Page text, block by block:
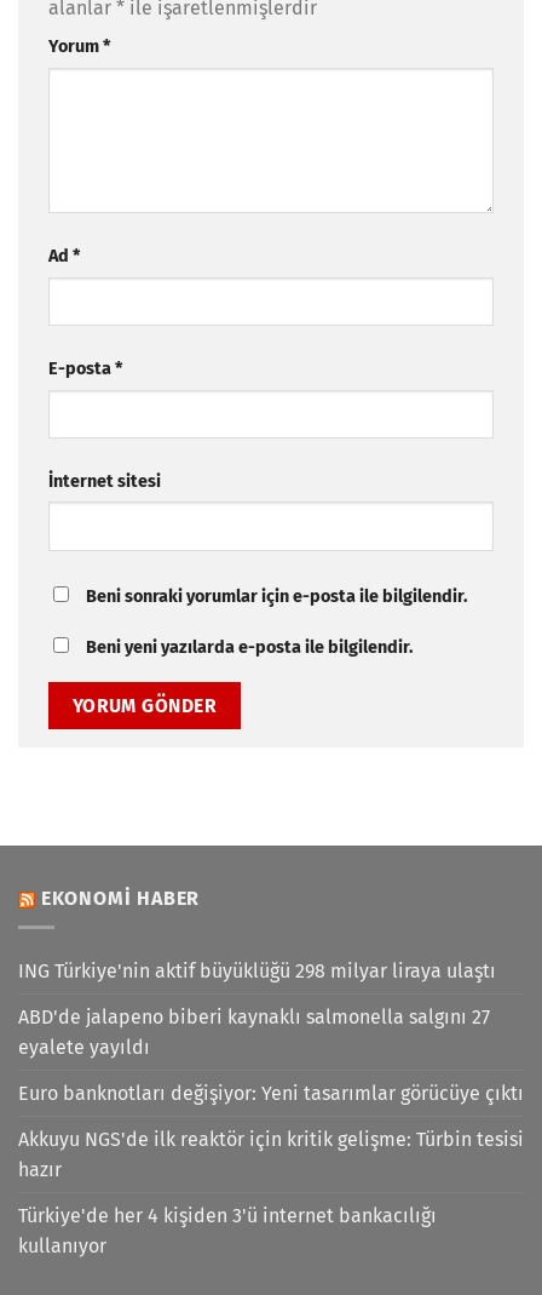
alanlar * ile işaretlenmişlerdir
Yorum*
Ad *
E-posta*
İnternet sitesi
Beni sonraki yorumlar için e-posta ile bilgilendir.
Beni yeni yazılarda e-posta ile bilgilendir.
EKONOMI HABER
ING Türkiye'nin aktif büyüklüğü 298 milyar liraya ulaştı
ABD'de jalapeno biberi kaynaklı salmonella salgını 27
eyalete yayıldı
Euro banknotları değişiyor: Yeni tasarımlar görücüye çıktı
Akkuyu NGS'de ilk reaktör için kritik gelişme: Türbin tesisi
hazır
Türkiye'de her 4 kişiden 3'ü internet bankacılığı
kullanıyor